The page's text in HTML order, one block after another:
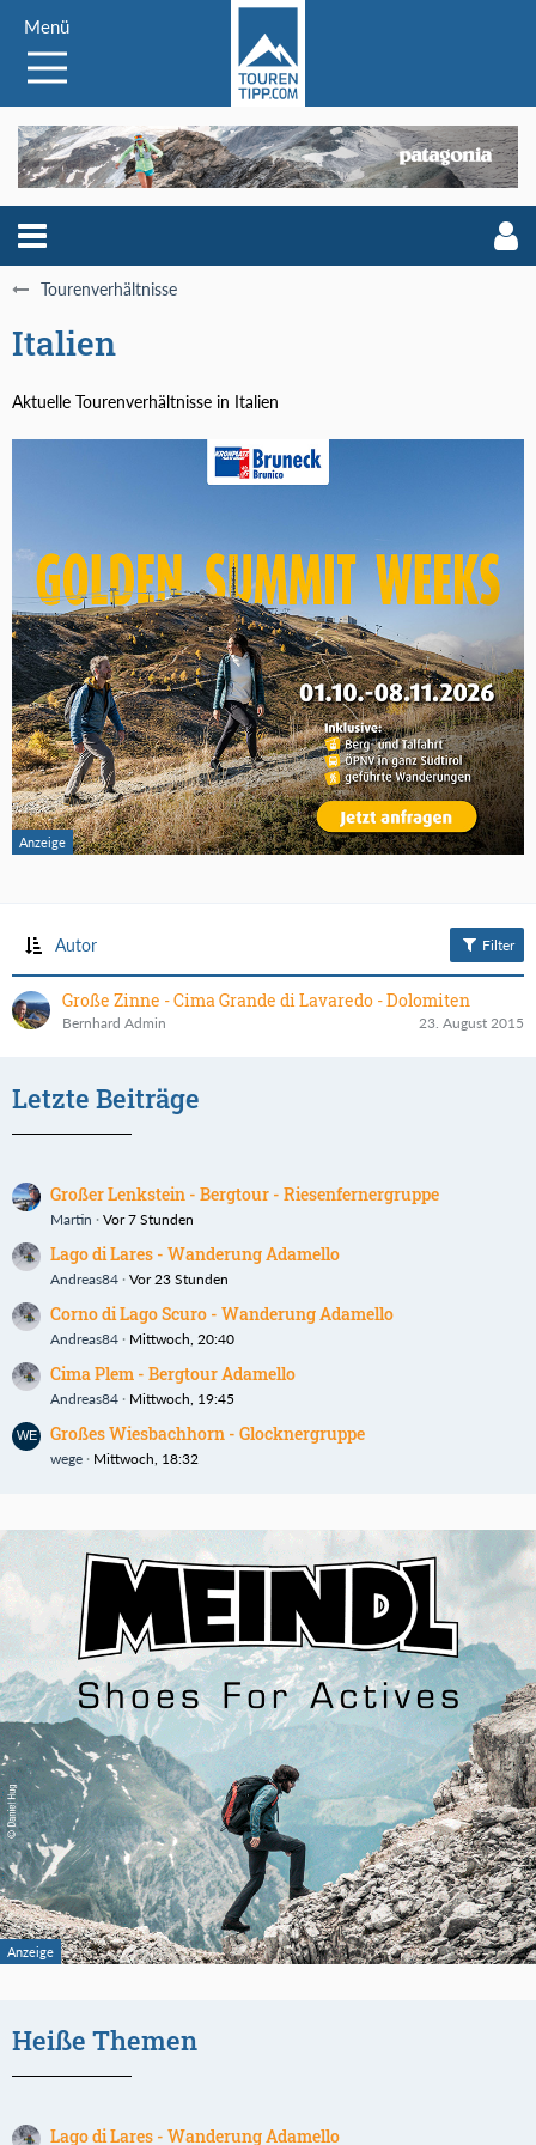
Menü
Tourenverhältnisse
Italien
Aktuelle Tourenverhältnisse in Italien
Autor Filter
Große Zinne - Cima Grande di Lavaredo - Dolomiten
Bernhard Admin 23. August 2015
Letzte Beiträge
Großer Lenkstein - Bergtour - Riesenfernergruppe
Martin Vor 7 Stunden
Lago di Lares - Wanderung Adamello
Andreas84 Vor 23 Stunden
Corno di Lago Scuro - Wanderung Adamello
Andreas84 Mittwoch, 20:40
Cima Plem - Bergtour Adamello
Andreas84 Mittwoch, 19:45
Großes Wiesbachhorn - Glocknergruppe
wege Mittwoch, 18:32
Heiße Themen
Lago di Lares - Wanderung Adamello